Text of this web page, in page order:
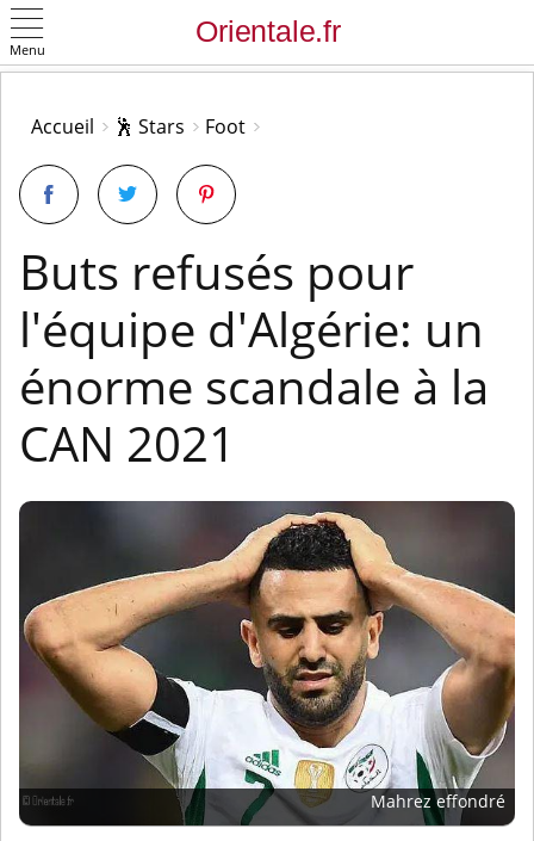
Menu
Accueil 🕺 Stars Foot
Buts refusés pour
l'équipe d'Algérie: un
énorme scandale à la
CAN 2021
Mahrez effondré